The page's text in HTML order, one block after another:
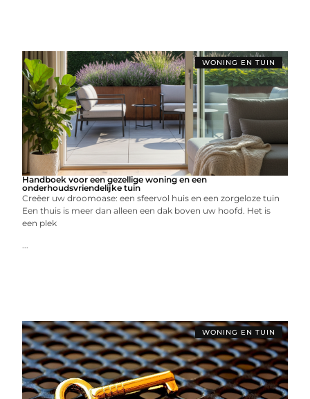
WONING EN TUIN
Handboek voor een gezellige woning en een
onderhoudsvriendelijke tuin
Creëer uw droomoase: een sfeervol huis en een zorgeloze tuin
Een thuis is meer dan alleen een dak boven uw hoofd. Het is
een plek
...
WONING EN TUIN